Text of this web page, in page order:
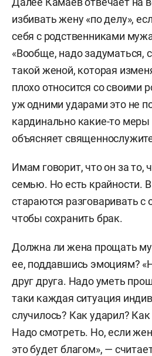
избивать жену «по делу»,
себя с родственниками
«Вообще, надо задуматься,
такой женой, которая
плохо относится со своими
уж одними ударами это не
кардинально какие-то
объясняет
Имам говорит, что он за то,
семью. Но есть крайности.
стараются разговаривать с
чтобы сохранить брак.
Должна ли жена прощать
ее, поддавшись эмоциям?
друг друга. Надо уметь
таки каждая ситуация
случилось? Как ударил?
Надо смотреть. Но, если
это будет благом», —